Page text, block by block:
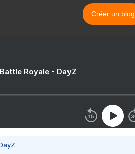
Créer un blog
Royale - DayZ